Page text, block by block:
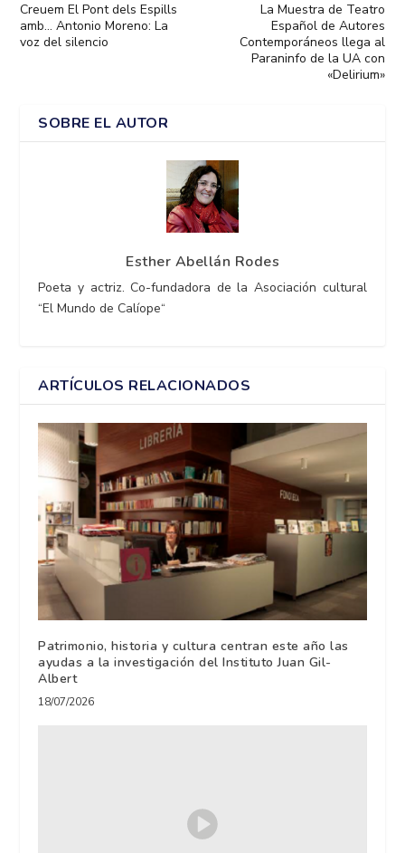
Creuem El Pont dels Espills
amb… Antonio Moreno: La
voz del silencio
La Muestra de Teatro
Español de Autores
Contemporáneos llega al
Paraninfo de la UA con
«Delirium»
SOBRE EL AUTOR
Esther Abellán Rodes
Poeta y actriz. Co-fundadora de la Asociación cultural
“El Mundo de Calíope“
ARTÍCULOS RELACIONADOS
Patrimonio, historia y cultura centran este año las
ayudas a la investigación del Instituto Juan Gil-
Albert
18/07/2026